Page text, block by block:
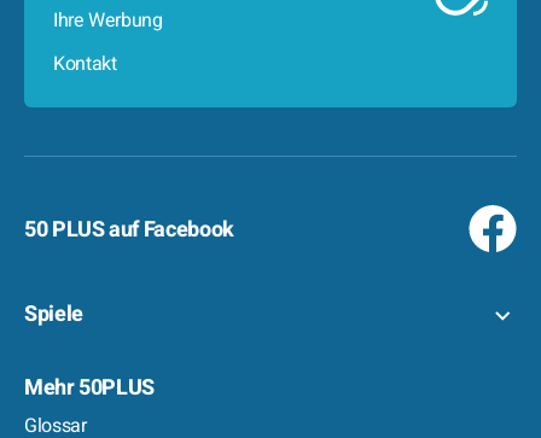
Ihre Werbung
Kontakt
50 PLUS auf Facebook
Spiele
Mehr 50PLUS
Glossar